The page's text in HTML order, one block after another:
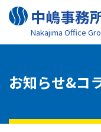
中嶋事務
Nakajima Oﬃce
お知らせ&コ